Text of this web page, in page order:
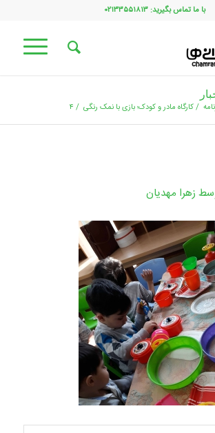
با ما تماس بگیرید: ۰۲۱۳۳۵۵۱۸۱۳
/کارگاه مادر و کودک؛ بازی با نمک رنگی / ۴
زهرا مهدیان